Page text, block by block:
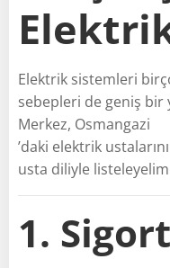
Elektrik sistemleri
sebepleri de geniş bir
Merkez, Osmangazi
’daki elektrik
usta diliyle
1.